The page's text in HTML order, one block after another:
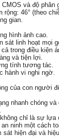
và độ phân
46° (theo
gian.
hình ảnh cao.
sát linh hoạt mọi
trong điều kiện
và tiện lợi.
tính tương tác.
hành vi nghi ngờ.
của con người
nhanh chóng và
chỉ là sự
ninh một cách
hiện đại và hiệu